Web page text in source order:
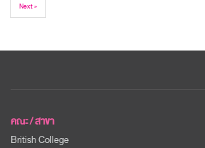
Next »
คณะ / สาขา
British College